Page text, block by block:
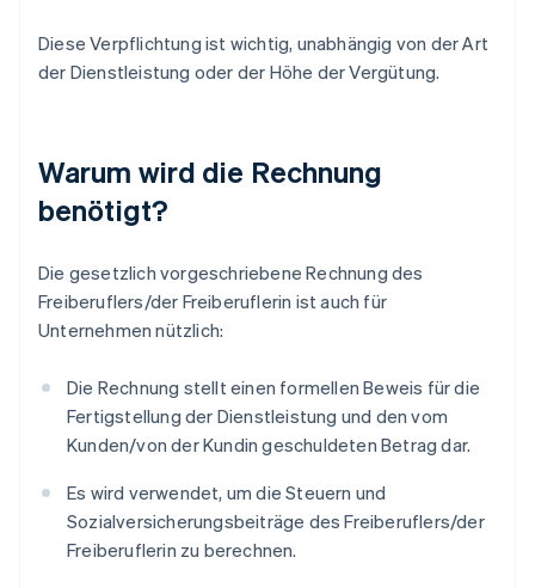
Diese Verpflichtung ist wichtig, unabhängig von der Art
der Dienstleistung oder der Höhe der Vergütung.
Warum wird die Rechnung
benötigt?
Die gesetzlich vorgeschriebene Rechnung des
Freiberuflers/der Freiberuflerin ist auch für
Unternehmen nützlich:
Die Rechnung stellt einen formellen Beweis für die
Fertigstellung der Dienstleistung und den vom
Kunden/von der Kundin geschuldeten Betrag dar.
Es wird verwendet, um die Steuern und
Sozialversicherungsbeiträge des Freiberuflers/der
Freiberuflerin zu berechnen.